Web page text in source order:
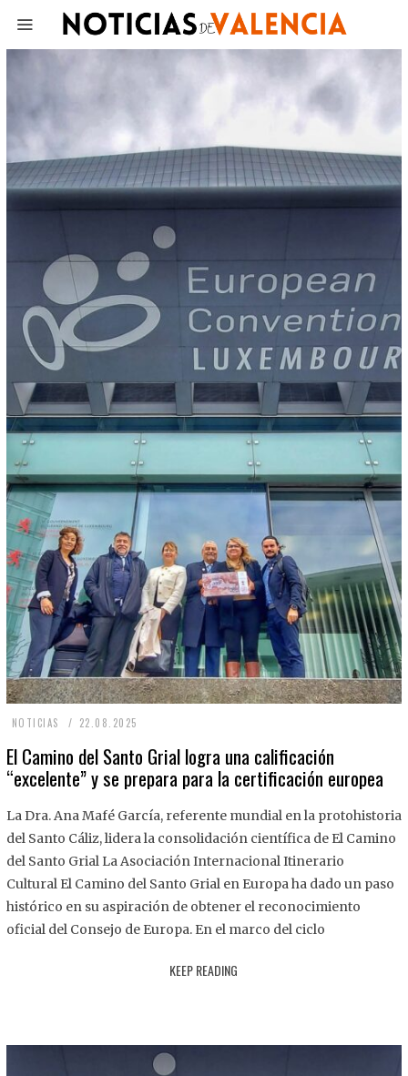
NOTICIAS 22.08.2025
.
8
2
2
El Camino del Santo Grial logra una calificación
“excelente” y se prepara para la certificación europea
La Dra. Ana Mafé García, referente mundial en la protohistoria
del Santo Cáliz, lidera la consolidación científica de El Camino
del Santo Grial La Asociación Internacional Itinerario
Cultural El Camino del Santo Grial en Europa ha dado un paso
histórico en su aspiración de obtener el reconocimiento
oficial del Consejo de Europa. En el marco del ciclo
KEEP READING